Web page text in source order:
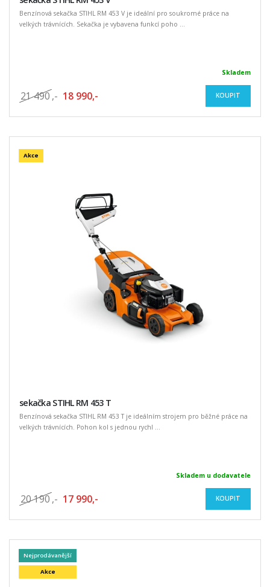
Benzínová sekačka STIHL RM 453 V je ideální pro soukromé práce na
velkých trávnících. Sekačka je vybavena funkcí poho ...
Skladem
21 490 ,- 18 990,- KOUPIT
Akce
sekačka STIHL RM 453 T
Benzínová sekačka STIHL RM 453 T je ideálním strojem pro běžné práce na
velkých trávnících. Pohon kol s jednou rychl ...
Skladem u dodavatele
20 190 ,- 17 990,- KOUPIT
Nejprodávanější
Akce